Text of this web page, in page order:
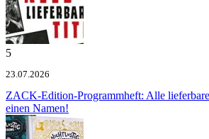
5
23.07.2026
ZACK-Edition-Programmheft: Alle
einen Namen!